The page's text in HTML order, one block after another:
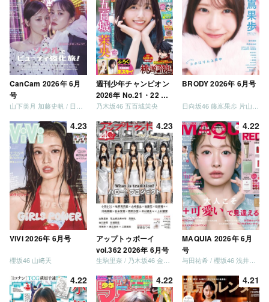
CanCam 2026年 6月
号
週刊少年チャンピオン
2026年 No.21・22 合
併号
乃木坂46 五百城茉央
BRODY 2026年 6月号
4.23
ViVi 2026年 6月号
櫻坂46 山﨑天
4.23
アップトゥボーイ
vol.362 2026年 6月号
生駒里奈 / 乃木坂46 金川紗耶 森平麗心
4.22
MAQUIA 2026年 6月
号
与田祐希 / 櫻坂46 浅井恋乃未
4.22 4.22 4.21